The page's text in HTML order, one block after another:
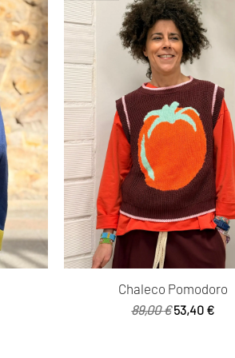
Chaleco Pomodoro
89,00€El
53,40 €El